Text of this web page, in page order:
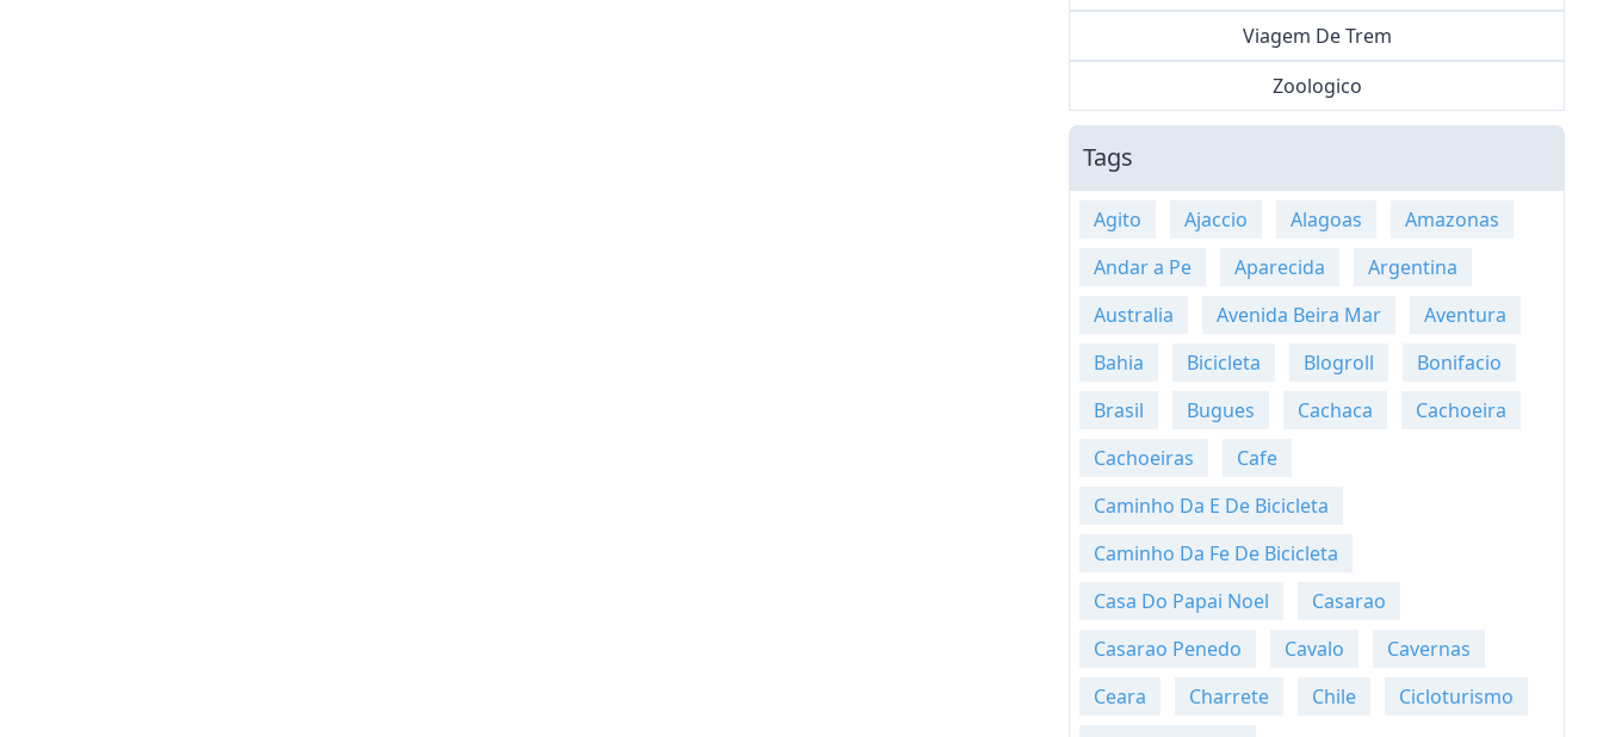
Viagem De Trem
Zoologico
Tags
Agito Ajaccio Alagoas
Amazonas
Andar a Pe
Aparecida
Argentina
Australia
Avenida Beira Mar
Aventura
Bahia
Bicicleta Blogroll
Bonifacio
Brasil
Bugues Cachaca
Cachoeira
Cachoeiras
Cafe
Caminho Da E De Bicicleta
Caminho Da Fe De Bicicleta
Casa Do Papai Noel
Casarao
Casarao Penedo
Cavalo
Cavernas
Ceara
Charrete Chile
Cicloturismo